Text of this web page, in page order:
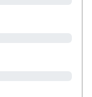
emulgeálószer,